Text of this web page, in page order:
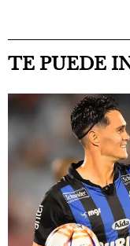
TE PUEDE